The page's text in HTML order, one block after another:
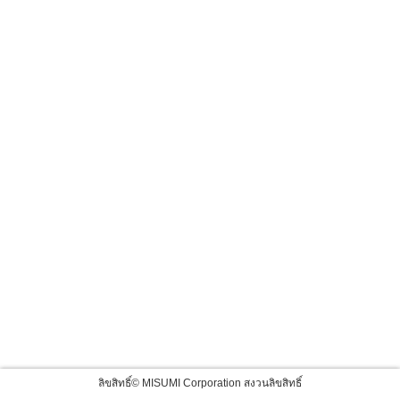
ลิขสิทธิ์© MISUMI Corporation สงวนลิขสิทธิ์